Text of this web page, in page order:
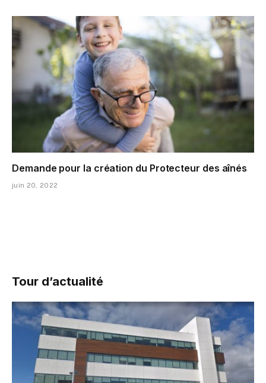
Demande pour la création du Protecteur des aînés
juin 20, 2022
Tour d’actualité